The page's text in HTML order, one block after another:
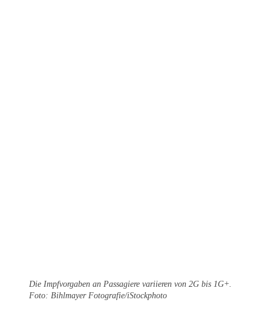
Die Impfvorgaben an Passagiere variieren von 2G bis 1G+.
Foto: Bihlmayer Fotografie/iStockphoto